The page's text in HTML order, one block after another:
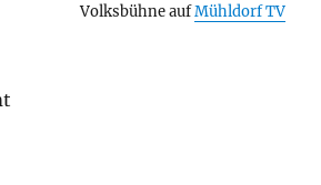
Volksbühne aufMühldorf TV